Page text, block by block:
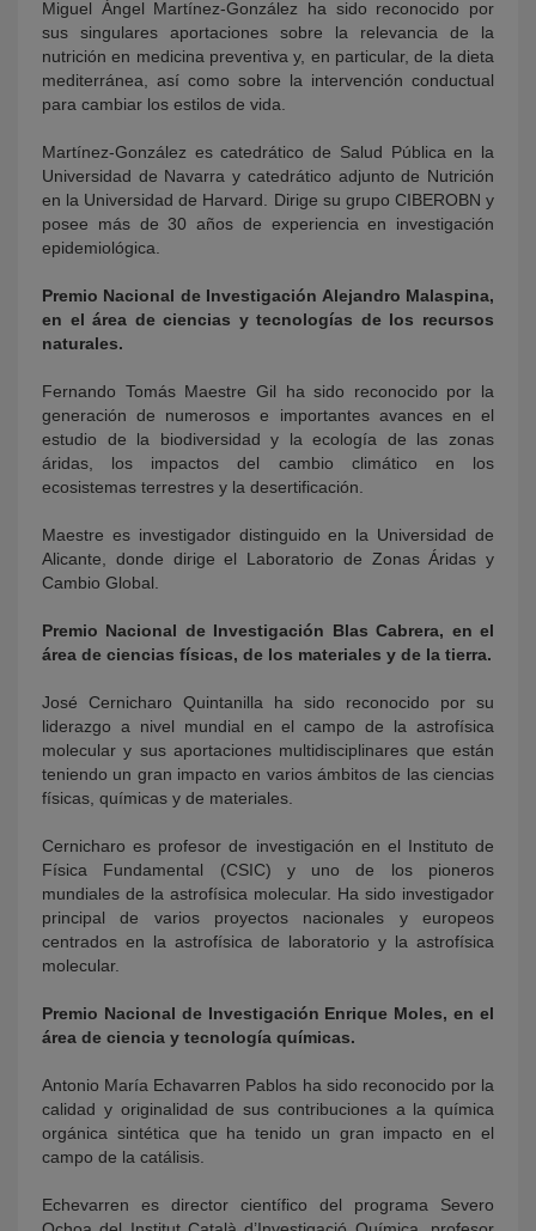
Miguel Ángel Martínez-González ha sido reconocido por
sus singulares aportaciones sobre la relevancia de la
nutrición en medicina preventiva y, en particular, de la dieta
mediterránea, así como sobre la intervención conductual
para cambiar los estilos de vida.
Martínez-González es catedrático de Salud Pública en la
Universidad de Navarra y catedrático adjunto de Nutrición
en la Universidad de Harvard. Dirige su grupo CIBEROBN y
posee más de 30 años de experiencia en investigación
epidemiológica.
Premio Nacional de Investigación Alejandro Malaspina,
en el área de ciencias y tecnologías de los recursos
naturales.
Fernando Tomás Maestre Gil ha sido reconocido por la
generación de numerosos e importantes avances en el
estudio de la biodiversidad y la ecología de las zonas
áridas, los impactos del cambio climático en los
ecosistemas terrestres y la desertificación.
Maestre es investigador distinguido en la Universidad de
Alicante, donde dirige el Laboratorio de Zonas Áridas y
Cambio Global.
Premio Nacional de Investigación Blas Cabrera, en el
área de ciencias físicas, de los materiales y de la tierra.
José Cernicharo Quintanilla ha sido reconocido por su
liderazgo a nivel mundial en el campo de la astrofísica
molecular y sus aportaciones multidisciplinares que están
teniendo un gran impacto en varios ámbitos de las ciencias
físicas, químicas y de materiales.
Cernicharo es profesor de investigación en el Instituto de
Física Fundamental (CSIC) y uno de los pioneros
mundiales de la astrofísica molecular. Ha sido investigador
principal de varios proyectos nacionales y europeos
centrados en la astrofísica de laboratorio y la astrofísica
molecular.
Premio Nacional de Investigación Enrique Moles, en el
área de ciencia y tecnología químicas.
Antonio María Echavarren Pablos ha sido reconocido por la
calidad y originalidad de sus contribuciones a la química
orgánica sintética que ha tenido un gran impacto en el
campo de la catálisis.
Echevarren es director científico del programa Severo